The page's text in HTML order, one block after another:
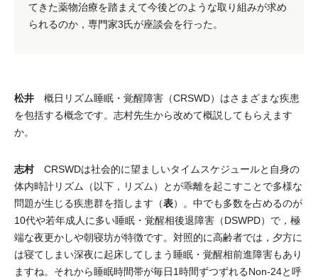
てきた薬物治療を踏まえて今後どのような取り組みが求め
られるのか，専門家3氏が座談会を行った。
松井 概日リズム睡眠・覚醒障害（CRSWD）はさまざまな疾患
を包括する概念です。志村先生から改めて概説してもらえます
か。
志村CRSWDは社会的に望ましいタイムスケジュールと自身の
体内時計リズム（以下，リズム）とが乖離を起こすことで多様な
問題が生じる疾患群を指します（表）。中でも多数を占めるのが
10代や若年成人に多い睡眠・覚醒相後退障害（DSWPD）で，極
端な夜更かしや朝寝坊が特徴です。対照的に高齢者では，夕方に
は寝てしまい深夜に起床してしまう睡眠・覚醒相前進障害もあり
ますね。それから睡眠時間帯が毎日1時間ずつずれるNon-24と呼